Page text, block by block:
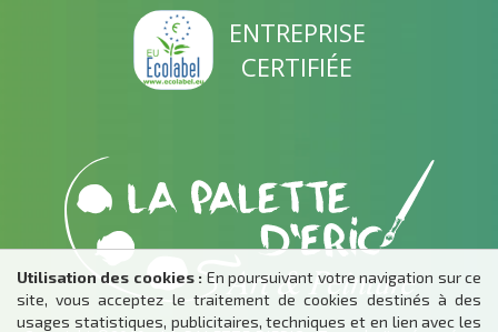
Utilisation des cookies : En poursuivant votre navigation sur ce
site, vous acceptez le traitement de cookies destinés à des
usages statistiques, publicitaires, techniques et en lien avec les
ENTREPRISE
CERTIFIÉE